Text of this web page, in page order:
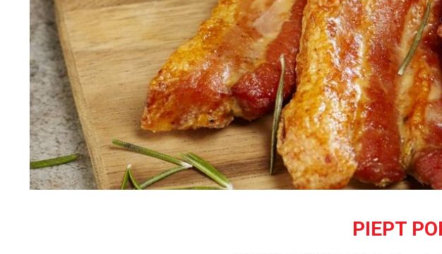
PIEPT